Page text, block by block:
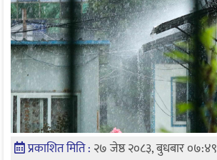
प्रकाशित मिति : २७ जेष्ठ २०८३, बुधबार ०७:४९